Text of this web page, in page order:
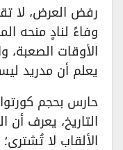
رفض العرض، لا
وفاءً لنادٍ منحه
الأوقات الصعبة،
يعلم أن مدريد
حارس بحجم
التاريخ، يعرف أن
الألقاب لا تُشترى؛